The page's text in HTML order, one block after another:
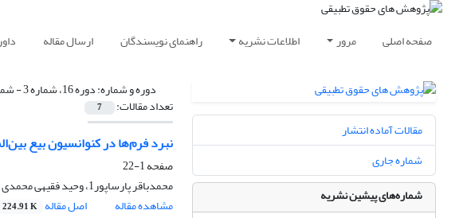
صفحه اصلی مرور اطلاعات نشریه راهنمای نویسندگان ارسال مقاله
دوره و شماره:دوره 16، شماره 3 - شماره پیاپی 77، پاییز 1391
تعداد مقالات: 7
نبرد فرم‌ها در کنوانسیون بیع‌
صفحه1-22
محمد‌باقر پارسا‌پور1، وحید فقیهی محمدی 2
مشاهده مقاله
اصل مقاله 224.91 K
مقالات آماده انتشار
شماره جاری
شماره‌های پیشین نشریه